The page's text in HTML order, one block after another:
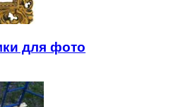
для фото